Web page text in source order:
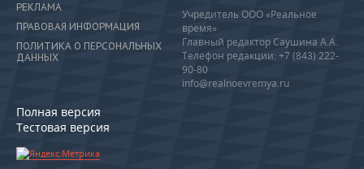
РЕКЛАМА
ПРАВОВАЯ ИНФОРМАЦИЯ
ПОЛИТИКА О ПЕРСОНАЛЬНЫХ
ДАННЫХ
Полная версия
Тестовая версия
Учредитель ООО «Реальное
время»
Главный редактор Саушина А.А.
Телефон редакции: +7 (843) 222-
90-80
info@realnoevremya.ru